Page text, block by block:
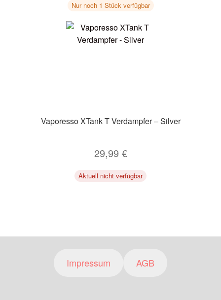
Nur noch 1 Stück verfügbar
Vaporesso XTank T Verdampfer – Silver
29,99 €
Aktuell nicht verfügbar
Impressum AGB